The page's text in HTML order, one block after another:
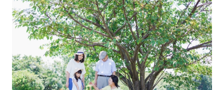
お客様のお声
お客様の比率
施設紹介